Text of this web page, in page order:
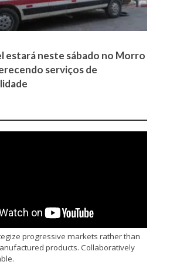
estará neste sábado no Morro
serviços de
progressive markets rather than
products. Collaboratively